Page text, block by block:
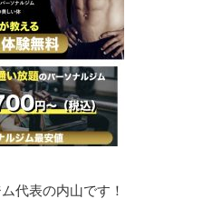
代表の内山です！